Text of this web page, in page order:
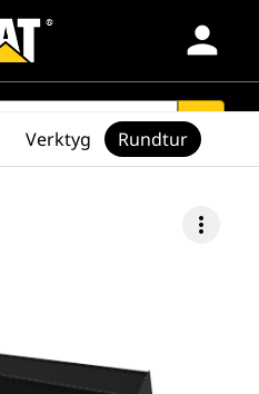
person
search
more_vert
Verktyg Rundtur